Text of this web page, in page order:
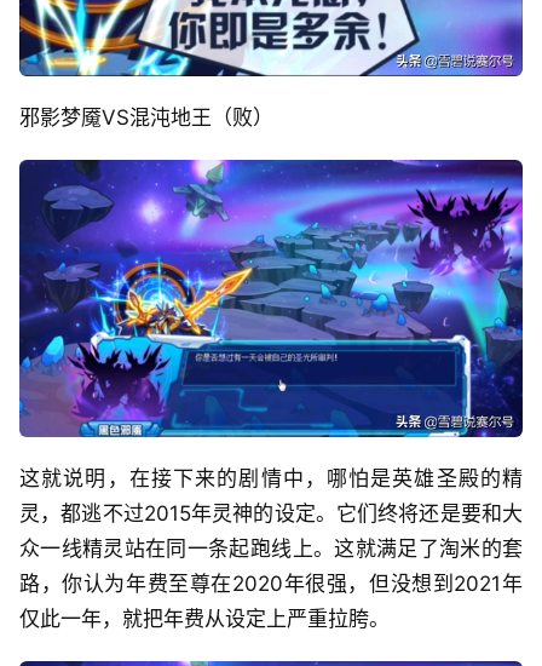
邪影梦魇VS混沌地王（败）
这就说明，在接下来的剧情中，哪怕是英雄圣殿的精
灵，都逃不过2015年灵神的设定。它们终将还是要和大
众一线精灵站在同一条起跑线上。这就满足了淘米的套
路，你认为年费至尊在2020年很强，但没想到2021年
仅此一年，就把年费从设定上严重拉胯。